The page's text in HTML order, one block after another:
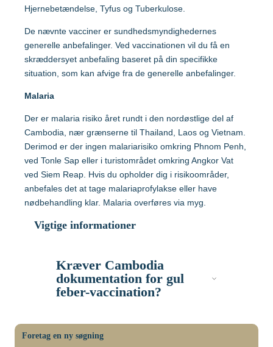
Lommebogen – Din korte rejseguide
Hvilke vacciner er anbefalet?
Søg efter destination
Sri Lanka
Sydafrika
Tanzania
Vietnam
Søg efter destination
Søg og find anbefalinger
Søg efter destination
Hjernebetændelse, Tyfus og Tuberkulose.
De nævnte vacciner er sundhedsmyndighedernes
generelle anbefalinger. Ved vaccinationen vil du få en
skræddersyet anbefaling baseret på din specifikke
situation, som kan afvige fra de generelle anbefalinger.
Malaria
Der er malaria risiko året rundt i den nordøstlige del af
Cambodia, nær grænserne til Thailand, Laos og Vietnam.
Derimod er der ingen malariarisiko omkring Phnom Penh,
ved Tonle Sap eller i turistområdet omkring Angkor Vat
ved Siem Reap. Hvis du opholder dig i risikoområder,
anbefales det at tage malariaprofylakse eller have
nødbehandling klar. Malaria overføres via myg.
Vigtige informationer
Kræver Cambodia
dokumentation for gul
feber-vaccination?
Der er krav om vaccination mod gul
feber for alle rejsende over 1 år, der
Er der malaria i
Cambodia?
Foretag en ny søgning